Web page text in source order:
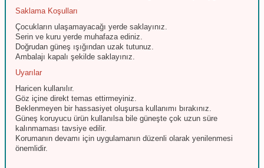
Saklama Koşulları
Çocukların ulaşamayacağı yerde saklayınız.
Serin ve kuru yerde muhafaza ediniz.
Doğrudan güneş ışığından uzak tutunuz.
Ambalajı kapalı şekilde saklayınız.
Uyarılar
Haricen kullanılır.
Göz içine direkt temas ettirmeyiniz.
Beklenmeyen bir hassasiyet oluşursa kullanımı bırakınız.
Güneş koruyucu ürün kullanılsa bile güneşte çok uzun süre
kalınmaması tavsiye edilir.
Korumanın devamı için uygulamanın düzenli olarak yenilenmesi
önemlidir.